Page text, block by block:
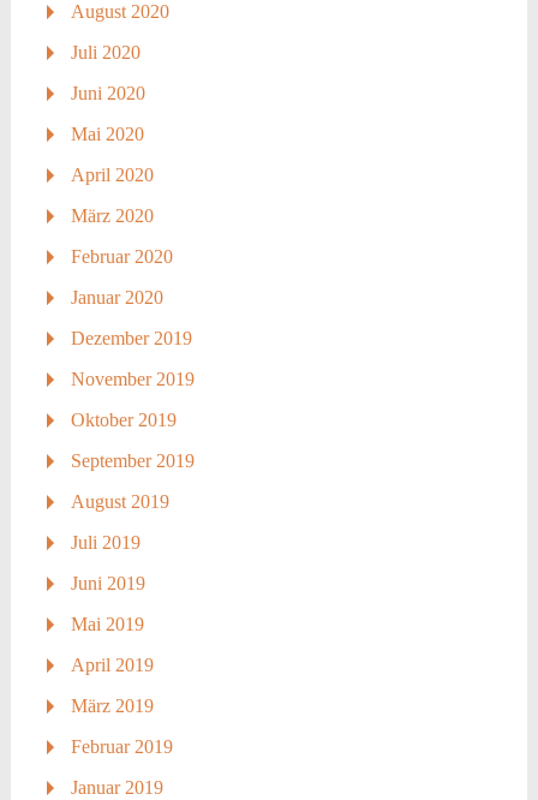
August 2020
Juli 2020
Juni 2020
Mai 2020
April 2020
März 2020
Februar 2020
Januar 2020
Dezember 2019
November 2019
Oktober 2019
September 2019
August 2019
Juli 2019
Juni 2019
Mai 2019
April 2019
März 2019
Februar 2019
Januar 2019